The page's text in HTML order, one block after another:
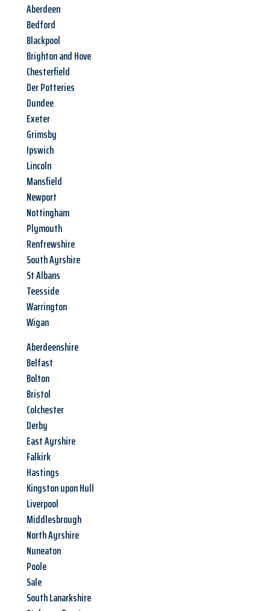
Aberdeen
Bedford
Blackpool
Brighton and Hove
Chesterfield
Der Potteries
Dundee
Exeter
Grimsby
Ipswich
Lincoln
Mansfield
Newport
Nottingham
Plymouth
Renfrewshire
South Ayrshire
St Albans
Teesside
Warrington
Wigan
Aberdeenshire
Belfast
Bolton
Bristol
Colchester
Derby
East Ayrshire
Falkirk
Hastings
Kingston upon Hull
Liverpool
Middlesbrough
North Ayrshire
Nuneaton
Poole
Sale
South Lanarkshire